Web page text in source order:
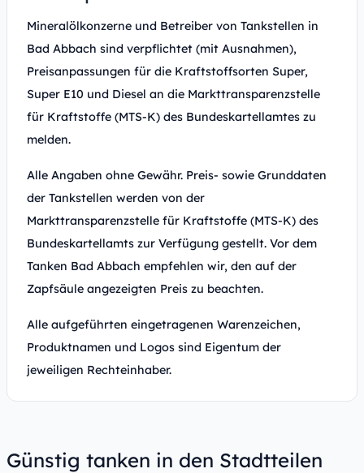
Mineralölkonzerne und Betreiber von Tankstellen in
Bad Abbach sind verpflichtet (mit Ausnahmen),
Preisanpassungen für die Kraftstoffsorten Super,
Super E10 und Diesel an die Markttransparenzstelle
für Kraftstoffe (MTS-K) des Bundeskartellamtes zu
melden.
Alle Angaben ohne Gewähr. Preis- sowie Grunddaten
der Tankstellen werden von der
Markttransparenzstelle für Kraftstoffe (MTS-K) des
Bundeskartellamts zur Verfügung gestellt. Vor dem
Tanken Bad Abbach empfehlen wir, den auf der
Zapfsäule angezeigten Preis zu beachten.
Alle aufgeführten eingetragenen Warenzeichen,
Produktnamen und Logos sind Eigentum der
jeweiligen Rechteinhaber.
Günstig tanken in den Stadtteilen